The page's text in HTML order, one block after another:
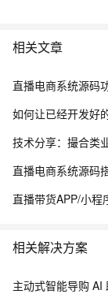
相关文章
如何让已经开发好
技术分享：撮合类
直播电商系统源码
直播带货APP/小
相关解决方案
主动式智能导购 AI